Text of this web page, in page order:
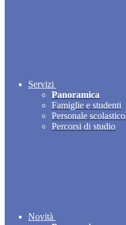
Servizi
Panoramica
Famiglie e studenti
Personale scolastico
Percorsi di studio
Novità